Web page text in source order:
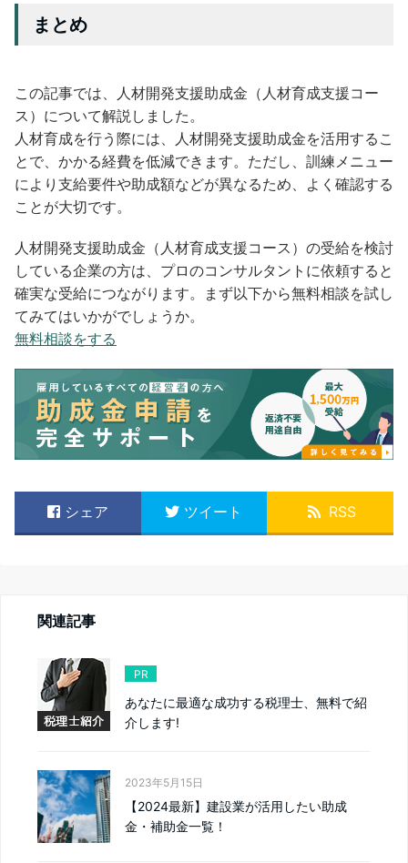
まとめ
この記事では、人材開発支援助成金（人材育成支援コー
ス）について解説しました。
人材育成を行う際には、人材開発支援助成金を活用するこ
とで、かかる経費を低減できます。ただし、訓練メニュー
により支給要件や助成額などが異なるため、よく確認する
ことが大切です。
人材開発支援助成金（人材育成支援コース）の受給を検討
している企業の方は、プロのコンサルタントに依頼すると
確実な受給につながります。まず以下から無料相談を試し
てみてはいかがでしょうか。
無料相談をする
シェア ツイート RSS
関連記事
PR
あなたに最適な成功する税理士、無料で紹
介します!
2023年5月15日
【2024最新】建設業が活用したい助成
金・補助金一覧！